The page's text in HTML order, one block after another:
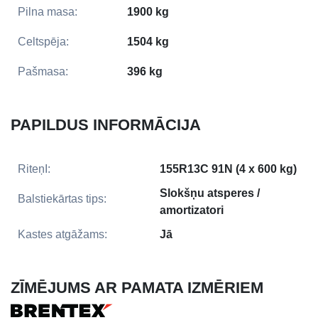
Pilna masa: 1900 kg
Celtspēja: 1504 kg
Pašmasa: 396 kg
PAPILDUS INFORMĀCIJA
RiteņI: 155R13C 91N (4 x 600 kg)
Balstiekārtas tips:
Slokšņu atsperes /
amortizatori
Kastes atgāžams:
Jā
ZĪMĒJUMS AR PAMATA IZMĒRIEM